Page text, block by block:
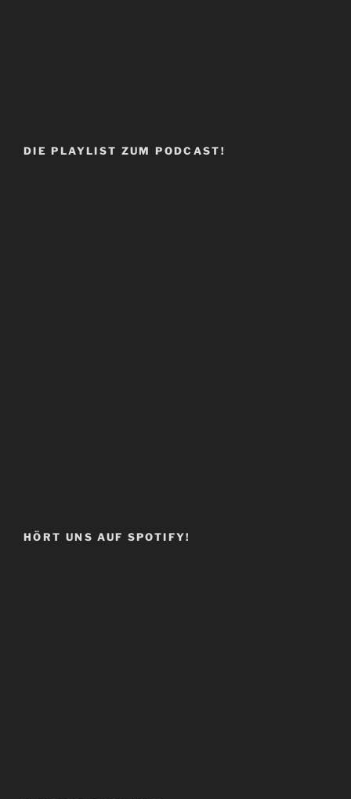
DIE PLAYLIST ZUM PODCAST!
HÖRT UNS AUF SPOTIFY!